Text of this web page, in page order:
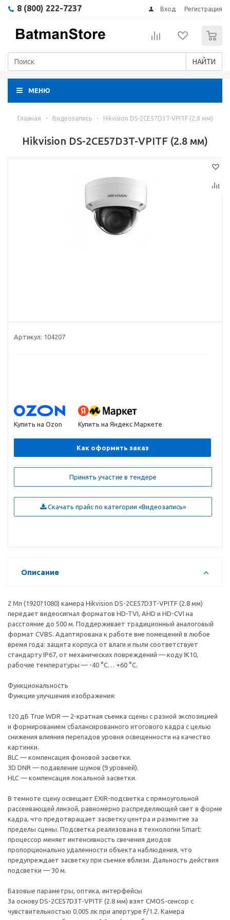
8 (800) 222-7237 Вход Регистрация
НАЙТИ
МЕНЮ
Главная - Видеозапись - Hikvision DS-2CE57D3T-VPITF (2.8 мм)
Hikvision DS-2CE57D3T-VPITF (2.8 мм)
Артикул: 104207
Купить на Ozon Купить на Яндекс Маркете
Как оформить заказ
Принять участие в тендере
Скачать прайс по категории «Видеозапись»
Описание
2 Мп (1920?1080) камера Hikvision DS-2CE57D3T-VPITF (2.8 мм)
передает видеосигнал форматов HD-TVI, AHD и HD-CVI на
расстояние до 500 м. Поддерживает традиционный аналоговый
формат CVBS. Адаптирована к работе вне помещений в любое
время года: защита корпуса от влаги и пыли соответствует
стандарту IP67, от механических повреждений — коду IK10,
рабочие температуры — -40 °C… +60 °C.
Функциональность
Функции улучшения изображения:
120 дБ True WDR — 2-кратная съемка сцены с разной экспозицией
и формированием сбалансированного итогового кадра с целью
снижения влияния перепадов уровня освещенности на качество
картинки.
BLC — компенсация фоновой засветки.
3D DNR — подавление шумов (9 уровней).
HLC — компенсация локальной засветки.
В темноте сцену освещает EXIR-подсветка с прямоугольной
рассеивающей линзой, равномерно распределяющей свет в форме
кадра, что предотвращает засветку центра и размытие за
пределы сцены. Подсветка реализована в технологии Smart:
процессор меняет интенсивность свечения диодов
пропорционально удаленности объекта наблюдения, что
предупреждает засветку при съемке вблизи. Дальность действия
подсветки — 30 м.
Базовые параметры, оптика, интерфейсы
За основу DS-2CE57D3T-VPITF (2.8 мм) взят CMOS-сенсор с
чувствительностью 0.005 лк при апертуре F/1.2. Камера